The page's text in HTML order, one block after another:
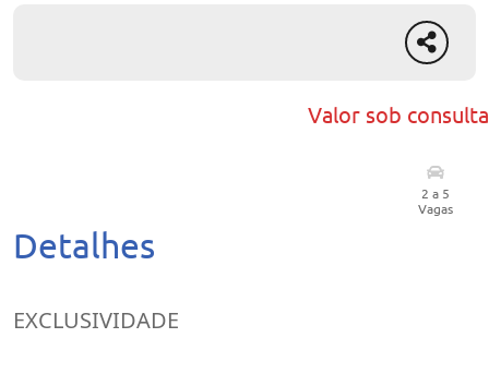
Valor sob consulta
2 a 5
Vagas
Detalhes
EXCLUSIVIDADE